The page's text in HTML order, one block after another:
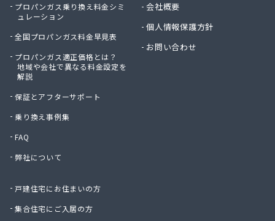
プロパンガス乗り換え料金シミ
ュレーション
全国プロパンガス料金早見表
プロパンガス適正価格とは？
地域や会社で異なる料金設定を
解説
保証とアフターサポート
乗り換え事例集
FAQ
弊社について
戸建住宅にお住まいの方
集合住宅にご入居の方
会社概要
個人情報保護方針
お問い合わせ